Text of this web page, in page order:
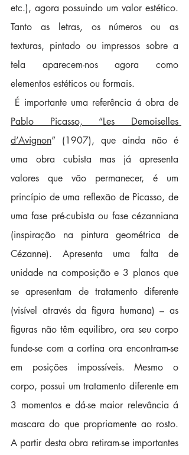
etc.), agora possuindo um valor estético.
Tanto as letras, os números ou as
texturas, pintado ou impressos sobre a
tela aparecem-nos agora como
elementos estéticos ou formais.
Pablo Picasso, “Les Demoiselles
d’Avignon” (1907), que ainda não é
uma obra cubista mas já apresenta
valores que vão permanecer, é um
princípio de uma reflexão de Picasso, de
uma fase pré-cubista ou fase cézanniana
(inspiração na pintura geométrica de
Cézanne). Apresenta uma falta de
unidade na composição e 3 planos que
se apresentam de tratamento diferente
(visível através da figura humana) – as
figuras não têm equilibro, ora seu corpo
funde-se com a cortina ora encontram-se
em posições impossíveis. Mesmo o
corpo, possui um tratamento diferente em
3 momentos e dá-se maior relevância á
mascara do que propriamente ao rosto.
A partir desta obra retiram-se importantes